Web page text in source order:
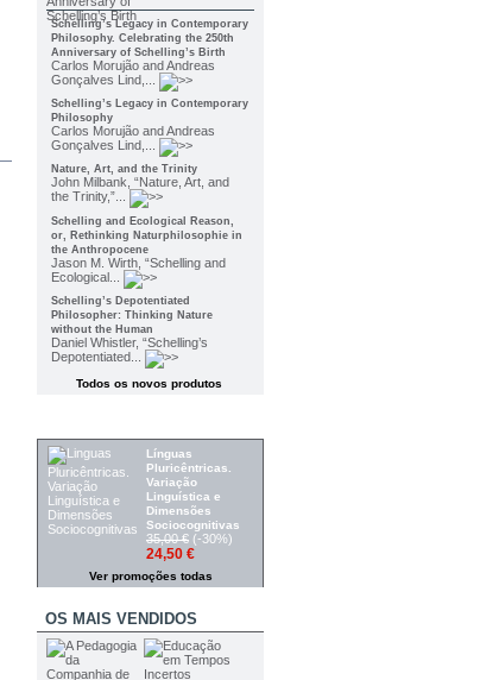
Schelling’s Legacy in Contemporary
Philosophy. Celebrating the 250th
Anniversary of Schelling’s Birth
Carlos Morujão and Andreas
Gonçalves Lind,...
Schelling’s Legacy in Contemporary
Philosophy
Carlos Morujão and Andreas
Gonçalves Lind,...
Nature, Art, and the Trinity
John Milbank, “Nature, Art, and
the Trinity,”...
Schelling and Ecological Reason,
or, Rethinking Naturphilosophie in
the Anthropocene
Jason M. Wirth, “Schelling and
Ecological...
Schelling’s Depotentiated
Philosopher: Thinking Nature
without the Human
Daniel Whistler, “Schelling’s
Depotentiated...
Todos os novos produtos
Línguas
Pluricêntricas.
Variação
Linguística e
Dimensões
Sociocognitivas
35,00 € (-30%)
24,50 €
Ver promoções todas
OS MAIS VENDIDOS